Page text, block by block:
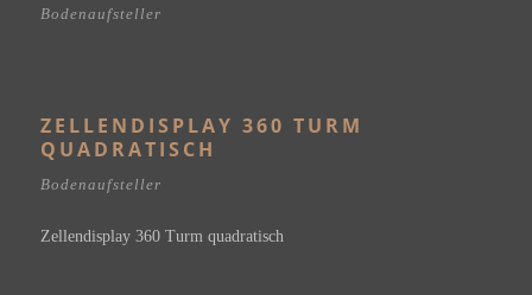
Bodenaufsteller
ZELLENDISPLAY 360 TURM
QUADRATISCH
Bodenaufsteller
Zellendisplay 360 Turm quadratisch